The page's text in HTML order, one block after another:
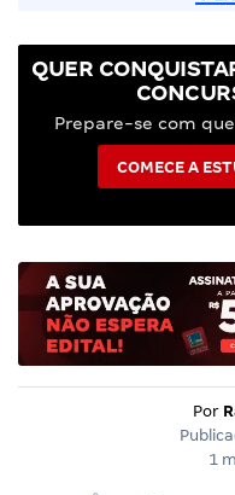
QUER
Prepare-se com
COMECE A
Por
1